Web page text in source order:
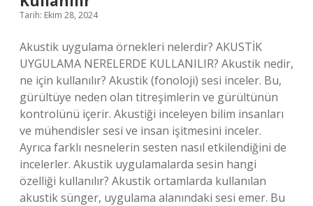
Tarih: Ekim 28, 2024
Akustik uygulama örnekleri nelerdir? AKUSTİK
UYGULAMA NERELERDE KULLANILIR? Akustik nedir,
ne için kullanılır? Akustik (fonoloji) sesi inceler. Bu,
gürültüye neden olan titreşimlerin ve gürültünün
kontrolünü içerir. Akustiği inceleyen bilim insanları
ve mühendisler sesi ve insan işitmesini inceler.
Ayrıca farklı nesnelerin sesten nasıl etkilendiğini de
incelerler. Akustik uygulamalarda sesin hangi
özelliği kullanılır? Akustik ortamlarda kullanılan
akustik sünger, uygulama alanındaki sesi emer. Bu